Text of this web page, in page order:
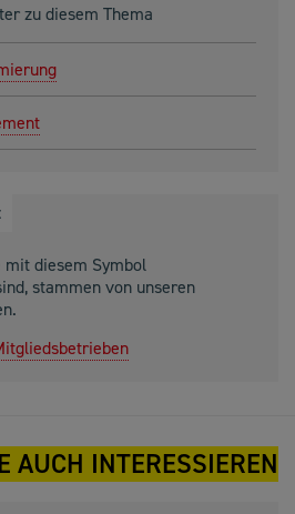
zu diesem Thema
diesem Symbol
stammen von unseren
AUCH INTERESSIEREN